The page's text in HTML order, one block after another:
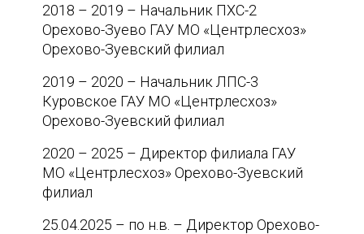
2018 – 2019 – Начальник ПХС-2
Орехово-Зуево ГАУ МО «Центрлесхоз»
Орехово-Зуевский филиал
2019 – 2020 – Начальник ЛПС-3
Куровское ГАУ МО «Центрлесхоз»
Орехово-Зуевский филиал
2020 – 2025 – Директор филиала ГАУ
МО «Центрлесхоз» Орехово-Зуевский
филиал
25.04.2025 – по н.в. – Директор Орехово-